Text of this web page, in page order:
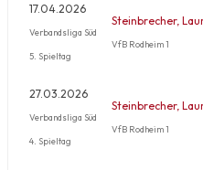
17.04.2026
Verbandsliga Süd
5. Spieltag
Steinbrecher,
VfB Rodheim 1
27.03.2026
Verbandsliga Süd
4. Spieltag
Steinbrecher,
VfB Rodheim 1